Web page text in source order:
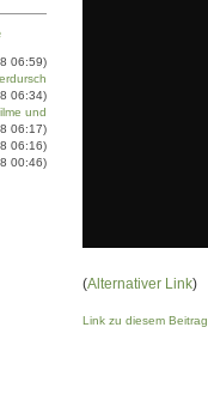
(Alternativer Link)
Link zu diesem Beitrag
06:59)
06:34)
und
06:17)
06:16)
00:46)